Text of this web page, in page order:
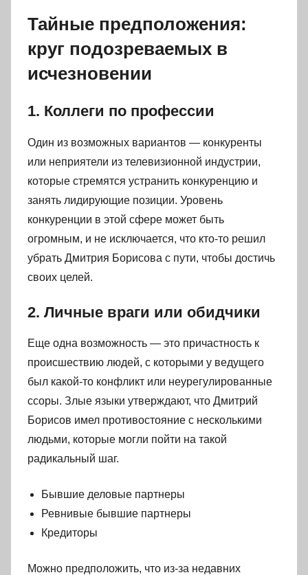
Тайные предположения:
круг подозреваемых в
исчезновении
1. Коллеги по профессии
Один из возможных вариантов — конкуренты
или неприятели из телевизионной индустрии,
которые стремятся устранить конкуренцию и
занять лидирующие позиции. Уровень
конкуренции в этой сфере может быть
огромным, и не исключается, что кто-то решил
убрать Дмитрия Борисова с пути, чтобы достичь
своих целей.
2. Личные враги или обидчики
Еще одна возможность — это причастность к
происшествию людей, с которыми у ведущего
был какой-то конфликт или неурегулированные
ссоры. Злые языки утверждают, что Дмитрий
Борисов имел противостояние с несколькими
людьми, которые могли пойти на такой
радикальный шаг.
Бывшие деловые партнеры
Ревнивые бывшие партнеры
Кредиторы
Можно предположить, что из-за недавних